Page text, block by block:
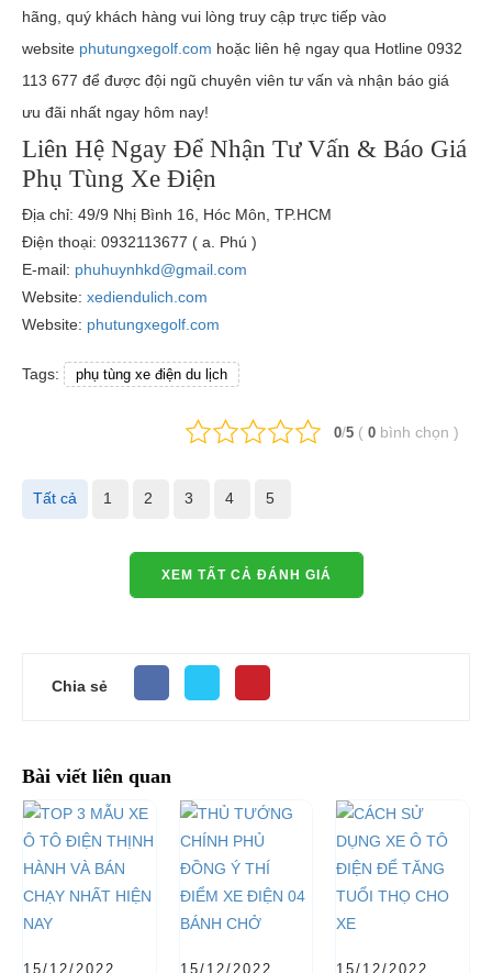
hãng, quý khách hàng vui lòng truy cập trực tiếp vào
website phutungxegolf.com hoặc liên hệ ngay qua Hotline 0932
113 677 để được đội ngũ chuyên viên tư vấn và nhận báo giá
ưu đãi nhất ngay hôm nay!
Liên Hệ Ngay Để Nhận Tư Vấn & Báo Giá
Phụ Tùng Xe Điện
Địa chỉ: 49/9 Nhị Bình 16, Hóc Môn, TP.HCM
Điện thoại: 0932113677 ( a. Phú )
E-mail: phuhuynhkd@gmail.com
Website: xediendulich.com
Website: phutungxegolf.com
Tags: phụ tùng xe điện du lịch
0/5 ( 0 bình chọn )
Tất cả 1 2 3 4 5
XEM TẤT CẢ ĐÁNH GIÁ
Chia sẻ
Bài viết liên quan
15/12/2022
15/12/2022
15/12/2022